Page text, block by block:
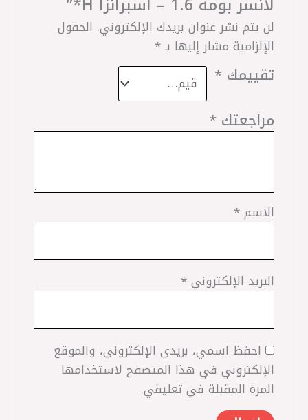
لن يتم نشر عنوان بريدك الإلكتروني. الحقول
الإلزامية مشار إليها بـ*
تقييمك*
مراجعتك*
الاسم*
البريد الإلكتروني*
احفظ اسمي، بريدي الإلكتروني، والموقع
الإلكتروني في هذا المتصفح لاستخدامها
المرة المقبلة في تعليقي.